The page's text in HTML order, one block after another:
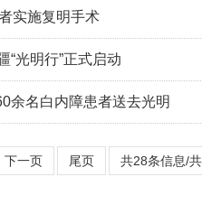
实施复明手术
“光明行”正式启动
余名白内障患者送去光明
下一页 尾页 共28条信息/